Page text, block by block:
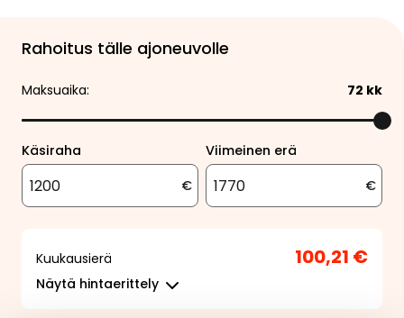
Rahoitus tälle ajoneuvolle
Maksuaika: 72 kk
Käsiraha
€
Viimeinen erä
€
Kuukausierä 100,21 €
Näytä hintaerittely